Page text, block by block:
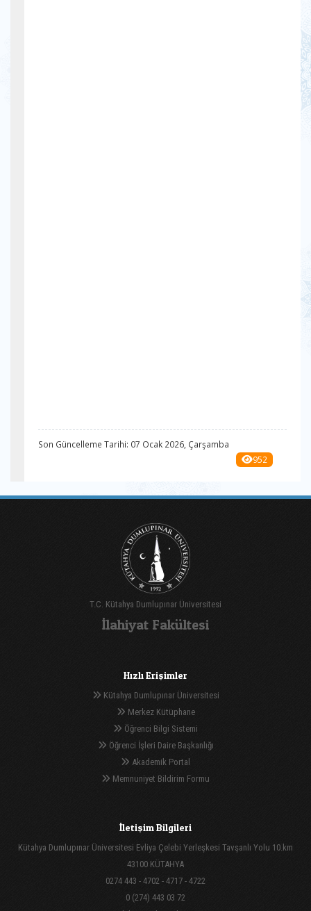
Son Güncelleme Tarihi: 07 Ocak 2026, Çarşamba
952
T.C. Kütahya Dumlupınar Üniversitesi
İlahiyat Fakültesi
Hızlı Erişimler
Kütahya Dumlupınar Üniversitesi
Merkez Kütüphane
Öğrenci Bilgi Sistemi
Öğrenci İşleri Daire Başkanlığı
Akademik Portal
Memnuniyet Bildirim Formu
İletişim Bilgileri
Kütahya Dumlupınar Üniversitesi Evliya Çelebi Yerleşkesi Tavşanlı Yolu 10.km
43100 KÜTAHYA
0274 443 - 4702 - 4717 - 4722
0 (274) 443 03 72